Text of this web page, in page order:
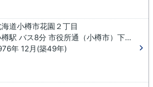
道小樽市花園２丁目
小樽駅 バス8分 市役所通（小樽市）下車 徒歩1分
年 12月(築49年)